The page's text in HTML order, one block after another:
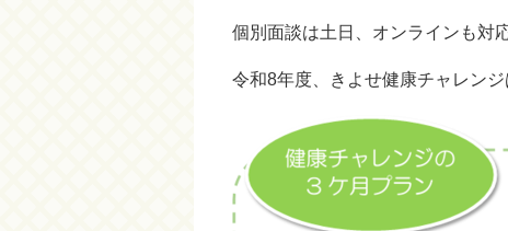
個別面談は土日、オンラインも対
令和8年度、きよせ健康チャレン